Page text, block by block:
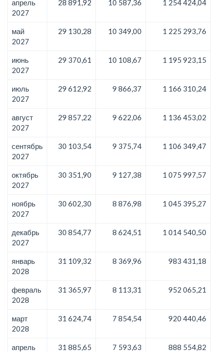
апрель
2027
28 891,92 10 587,36 1 254 424,04
май
2027
29 130,28 10 349,00 1 225 293,76
июнь
2027
29 370,61 10 108,67 1 195 923,15
июль
2027
29 612,92 9 866,37 1 166 310,24
август
2027
29 857,22 9 622,06 1 136 453,02
сентябрь
2027
30 103,54 9 375,74 1 106 349,47
октябрь
2027
30 351,90 9 127,38 1 075 997,57
ноябрь
2027
30 602,30 8 876,98 1 045 395,27
декабрь
2027
30 854,77 8 624,51 1 014 540,50
январь
2028
31 109,32 8 369,96 983 431,18
февраль
2028
31 365,97 8 113,31 952 065,21
март
2028
31 624,74 7 854,54 920 440,46
апрель
31 885,65 7 593,63 888 554,82